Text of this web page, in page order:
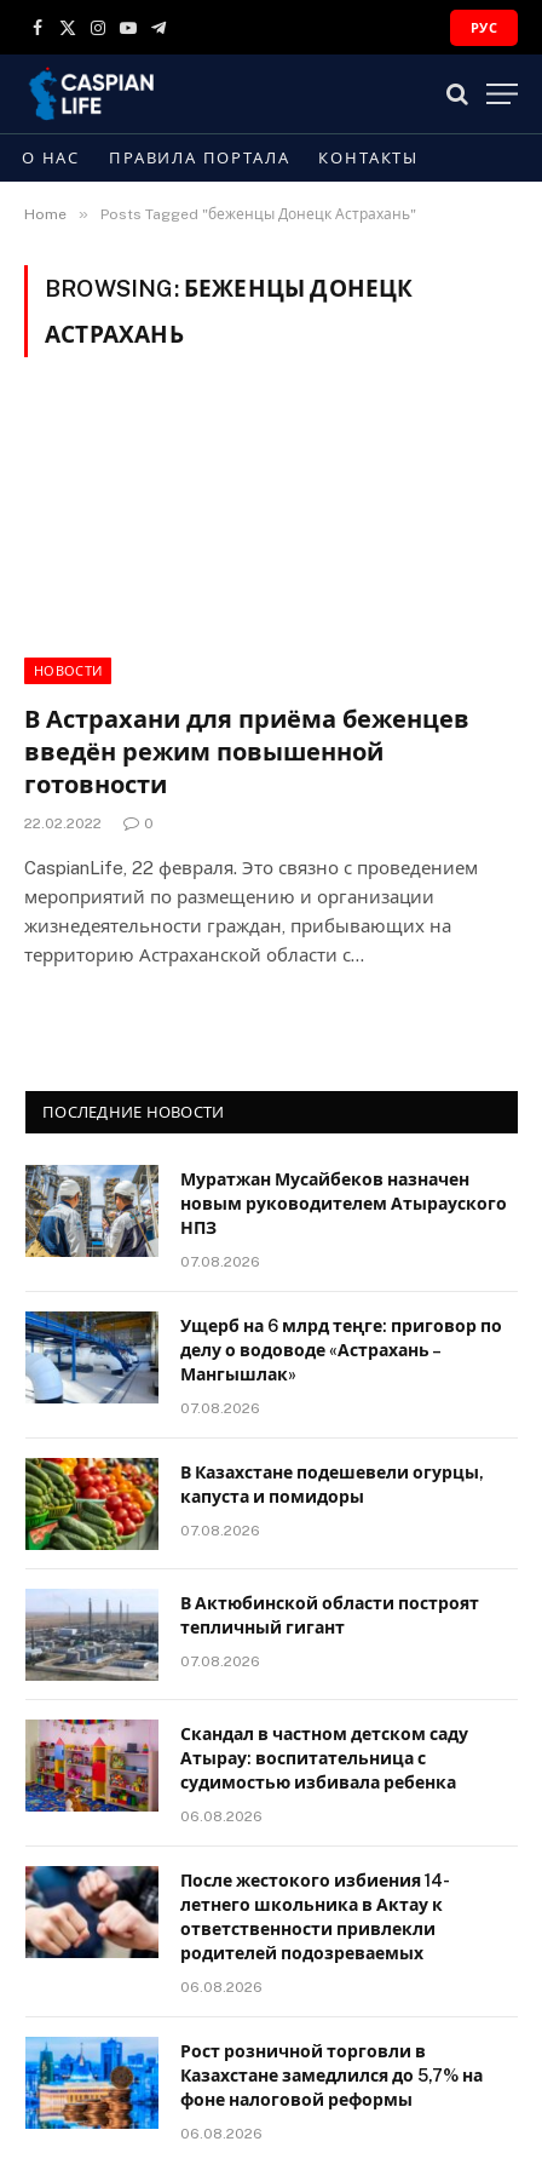
Facebook
X
Instagram
YouTubeTelegram
РУС
О НАС ПРАВИЛА ПОРТАЛА КОНТАКТЫ
Home » Posts Tagged "беженцы Донецк Астрахань"
BROWSING: БЕЖЕНЦЫ ДОНЕЦК
АСТРАХАНЬ
НОВОСТИ
В Астрахани для приёма беженцев
введён режим повышенной
готовности
22.02.2022 0
CaspianLife, 22 февраля. Это связно с проведением
мероприятий по размещению и организации
жизнедеятельности граждан, прибывающих на
территорию Астраханской области с…
ПОСЛЕДНИЕ НОВОСТИ
Муратжан Мусайбеков назначен
новым руководителем Атырауского
НПЗ
07.08.2026
Ущерб на 6 млрд теңге: приговор по
делу о водоводе «Астрахань –
Мангышлак»
07.08.2026
В Казахстане подешевели огурцы,
капуста и помидоры
07.08.2026
В Актюбинской области построят
тепличный гигант
07.08.2026
Скандал в частном детском саду
Атырау: воспитательница с
судимостью избивала ребенка
06.08.2026
После жестокого избиения 14-
летнего школьника в Актау к
ответственности привлекли
родителей подозреваемых
06.08.2026
Рост розничной торговли в
Казахстане замедлился до 5,7% на
фоне налоговой реформы
06.08.2026